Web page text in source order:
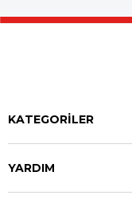
KATEGORİLER
YARDIM